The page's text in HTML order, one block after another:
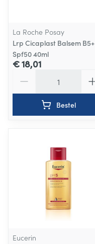
La Roche Posay
Lrp Cicaplast Balsem B5+
Spf50 40ml
€ 18,01
Bestel
Eucerin